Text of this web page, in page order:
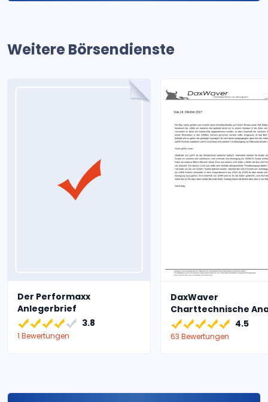
Weitere Börsendienste
Der Performaxx
Anlegerbrief
3.8
1 Bewertungen
DaxWaver
Charttechnische
4.5
63 Bewertungen